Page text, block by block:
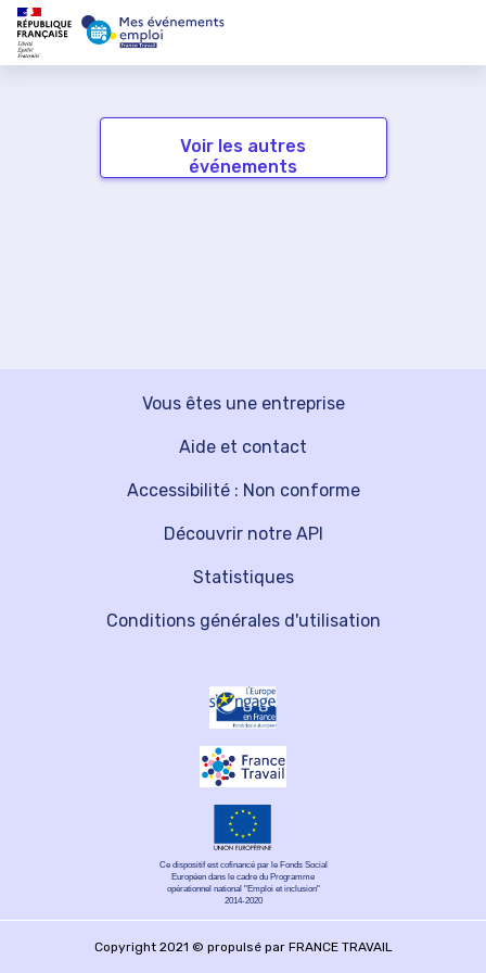
Voir les autres
événements
Vous êtes une entreprise
Découvrir notre API
Aide et contact
Statistiques
Accessibilité : Non conforme
Conditions générales d'utilisation
Ce dispositif est cofinancé par le Fonds Social
Européen dans le cadre du Programme
opérationnel national "Emploi et inclusion"
2014-2020
Copyright 2021 © propulsé par FRANCE TRAVAIL